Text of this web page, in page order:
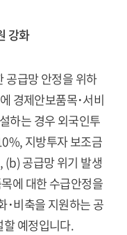
강화
공급망 안정을 위하
경제안보품목･서비
하는 경우 외국인투
지방투자 보조금
(b) 공급망 위기 발생
에 대한 수급안정을
･비축을 지원하는 공
예정입니다.